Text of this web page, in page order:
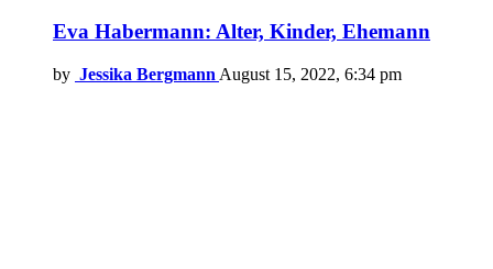
Eva Habermann: Alter, Kinder, Ehemann
by Jessika Bergmann August 15, 2022, 6:34 pm